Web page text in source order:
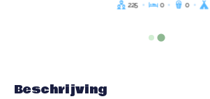
225 0 0
Beschrijving